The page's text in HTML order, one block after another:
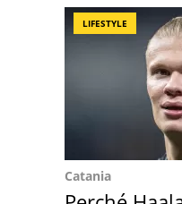
LIFESTYLE
Catania